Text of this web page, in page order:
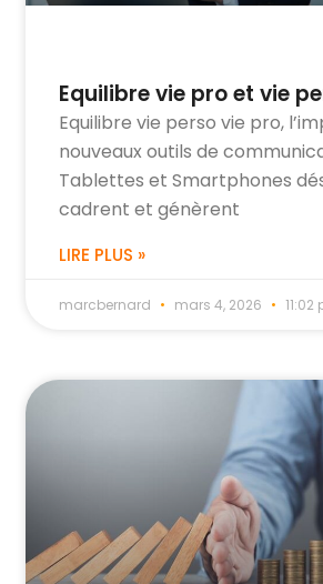
Equilibre vie pro et vie
Equilibre vie perso vie pro,
nouveaux outils de
Tablettes et Smartphones
cadrent et génèrent
LIRE PLUS »
marcbernard mars 4, 2026 11:02